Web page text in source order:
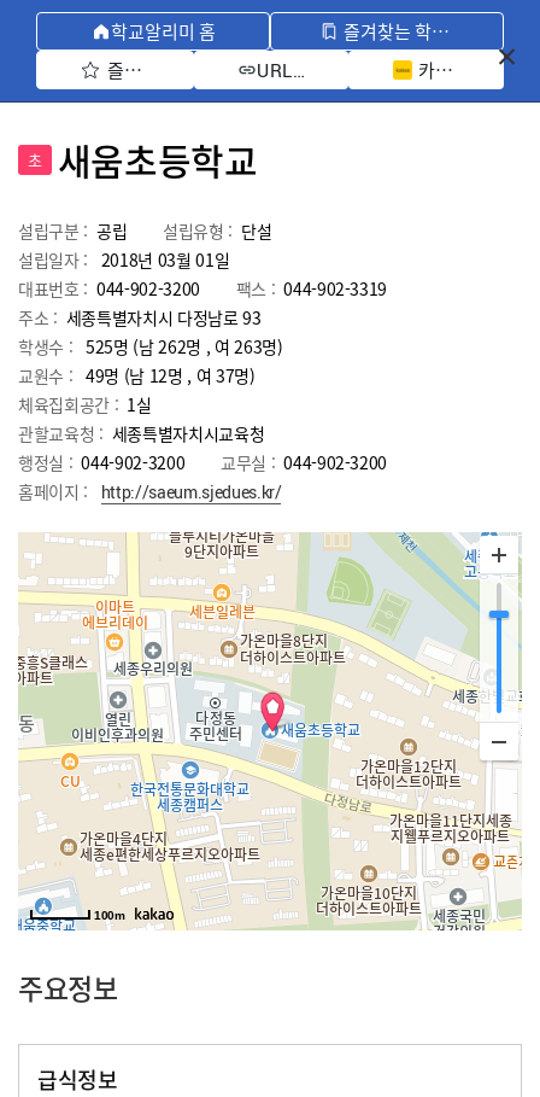
학교알리미 홈
즐겨찾는 학교 모아보기
즐겨찾기 선택
URL 복사 카카오톡 공유
초 새움초등학교
설립구분 : 공립 설립유형 : 단설
설립일자 : 2018년 03월 01일
대표번호 : 044-902-3200 팩스 : 044-902-3319
주소 : 세종특별자치시 다정남로 93
학생수 : 525명 (남 262명 , 여 263명)
교원수 : 49명 (남 12명 , 여 37명)
체육집회공간 : 1실
관할교육청 : 세종특별자치시교육청
행정실 : 044-902-3200 교무실 : 044-902-3200
홈페이지 :
http://saeum.sjedues.kr/
100m
주요정보
급식정보